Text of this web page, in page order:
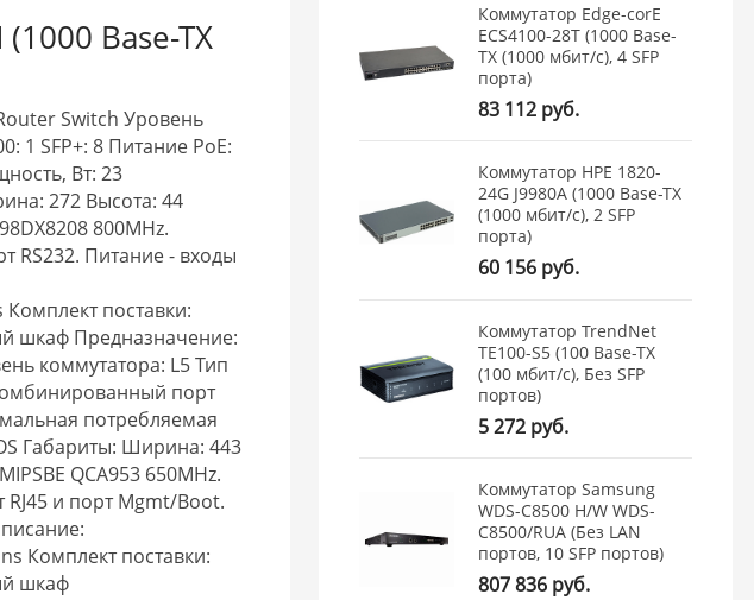
Base-TX
Switch Уровень
1 SFP+: 8 Питание PoE:
Вт: 23
272 Высота: 44
800MHz.
RS232. Питание - входы
поставки:
шкаф Предназначение:
коммутатора: L5 Тип
порт
потребляемая
Габариты: Ширина: 443
QCA953 650MHz.
и порт Mgmt/Boot.
Комплект поставки:
шкаф
Коммутатор Edge-corE
ECS4100-28T (1000 Base-
TX (1000 мбит/с), 4 SFP
порта)
83 112 руб.
Коммутатор HPE 1820-
24G J9980A (1000 Base-TX
(1000 мбит/с), 2 SFP
порта)
60 156 руб.
Коммутатор TrendNet
TE100-S5 (100 Base-TX
(100 мбит/с), Без SFP
портов)
5 272 руб.
Коммутатор Samsung
WDS-C8500 H/W WDS-
C8500/RUA (Без LAN
портов, 10 SFP портов)
807 836 руб.